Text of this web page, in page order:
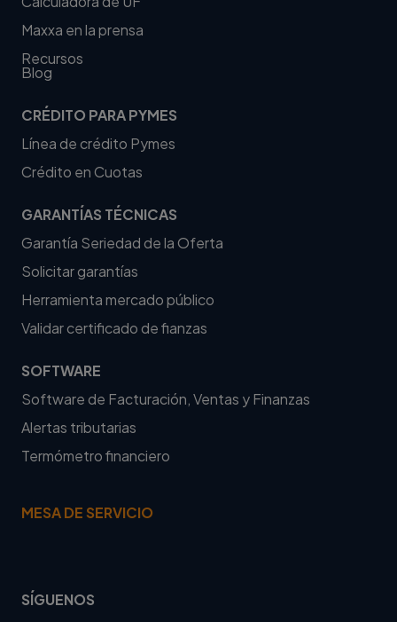
Maxxa en la prensa
Recursos
Blog
CRÉDITO PARA PYMES
Línea de crédito Pymes
Crédito en Cuotas
GARANTÍAS TÉCNICAS
Garantía Seriedad de la Oferta
Solicitar garantías
Herramienta mercado público
Validar certificado de fianzas
SOFTWARE
Software de Facturación, Ventas y Finanzas
Alertas tributarias
Termómetro financiero
MESA DE SERVICIO
SÍGUENOS